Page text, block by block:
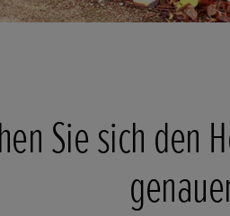
Sie sich den